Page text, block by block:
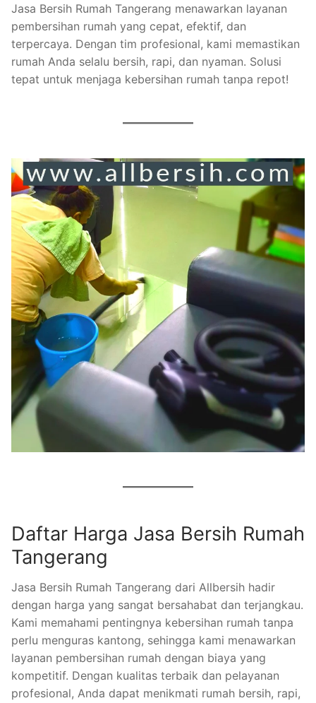
Jasa Bersih Rumah Tangerang menawarkan layanan
pembersihan rumah yang cepat, efektif, dan
terpercaya. Dengan tim profesional, kami memastikan
rumah Anda selalu bersih, rapi, dan nyaman. Solusi
tepat untuk menjaga kebersihan rumah tanpa repot!
Daftar Harga Jasa Bersih Rumah
Tangerang
Jasa Bersih Rumah Tangerang dari Allbersih hadir
dengan harga yang sangat bersahabat dan terjangkau.
Kami memahami pentingnya kebersihan rumah tanpa
perlu menguras kantong, sehingga kami menawarkan
layanan pembersihan rumah dengan biaya yang
kompetitif. Dengan kualitas terbaik dan pelayanan
profesional, Anda dapat menikmati rumah bersih, rapi,